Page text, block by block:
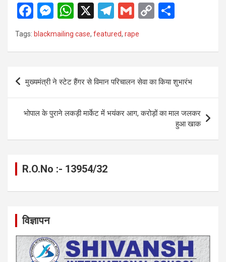
F
a
ce
o
k
M
es
se
g
W
at
A
p
p
X
T
el
e
a
G
ail
C
n
Tags: blackmailing case, featured, rape
Post
navigation
मुख्यमंत्री ने स्टेट हैंगर से विमान परिचालन सेवा का किया शुभारंभ
भोपाल के पुराने लकड़ी मार्केट में भयंकर आग, करोड़ों का माल जलकर
हुआ खाक
R.O.No :- 13954/32
विज्ञापन